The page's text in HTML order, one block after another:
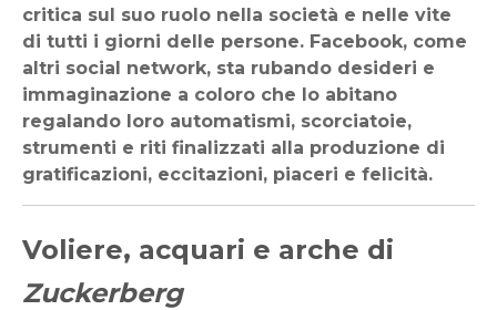
critica sul suo ruolo nella società e nelle vite
di tutti i giorni delle persone. Facebook, come
altri social network, sta rubando desideri e
immaginazione a coloro che lo abitano
regalando loro automatismi, scorciatoie,
strumenti e riti finalizzati alla produzione di
gratificazioni, eccitazioni, piaceri e felicità.
Voliere, acquari e arche di
Zuckerberg